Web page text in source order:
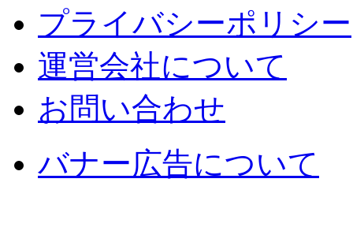
プライバシーポリシー
運営会社について
お問い合わせ
バナー広告について